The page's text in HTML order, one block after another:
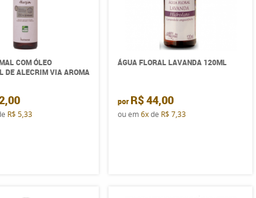
COM ÓLEO
DE ALECRIM VIA AROMA
R$ 5,33
ÁGUA FLORAL LAVANDA 120ML
por R$ 44,00
ou em6xde R$ 7,33